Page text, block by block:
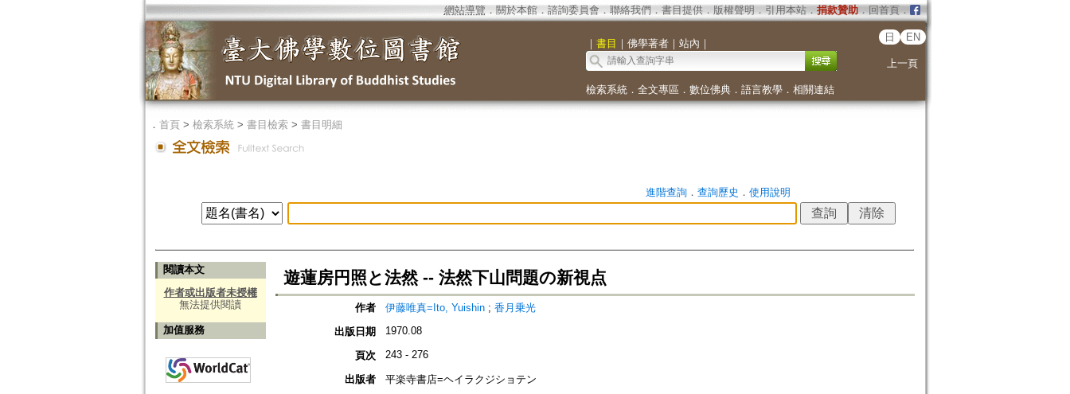
網站導覽 ． 關於本館． 諮詢委員會． 聯絡我們 ． 書目提供． 版權聲明 ． 引用本站． 捐款贊助．回首頁．
｜ 書目 ｜ 佛學著者｜ 站內 ｜
日 EN
上一頁
檢索系統． 全文專區 ． 數位佛典． 語言教學． 相關連結
． 首頁> 檢索系統> 書目檢索> 書目明細
進階查詢． 查詢歷史 ． 使用說明
閱讀本文
作者或出版者未授權
無法提供閱讀
加值服務
遊蓮房円照と法然 -- 法然下山問題の新視点
作者 伊藤唯真=Ito, Yuishin; 香月乗光
出版日期
1970.08
頁次 243 - 276
出版者
平楽寺書店=ヘイラクジショテン